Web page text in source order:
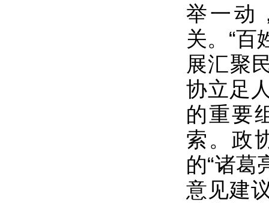
举一动
关。“百
展汇聚
协立足
的重要
索。政
的“诸葛
意见建